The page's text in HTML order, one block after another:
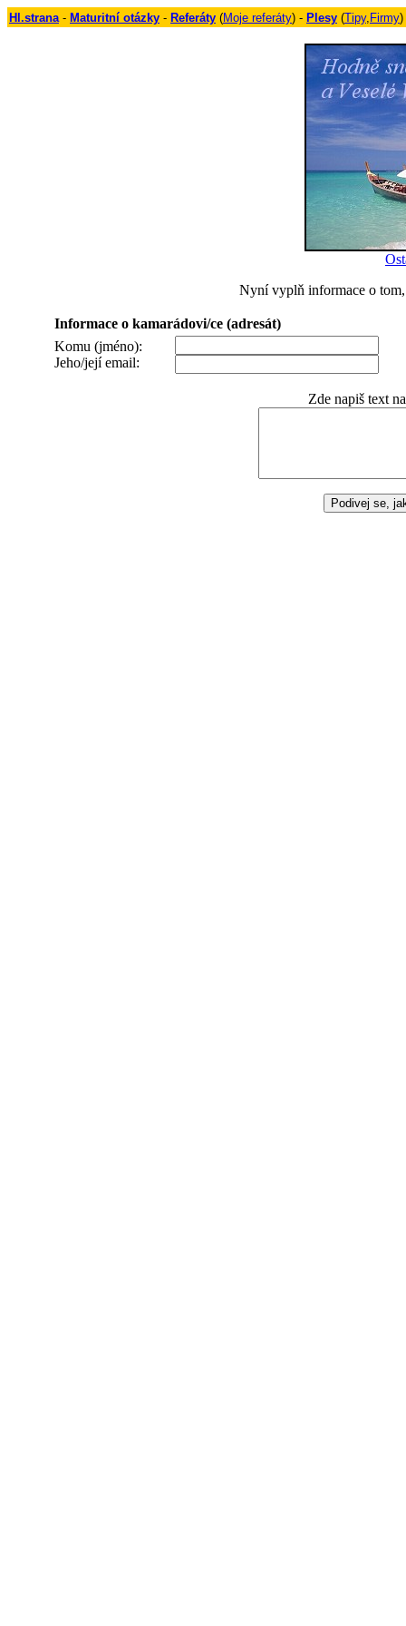
Hl.strana- Maturitní otázky - Referáty (Moje referáty) - Plesy (Tipy, Firmy
Nyní vyplň informace o
Informace o kamarádovi/ce (adresát)
Komu (jméno):
Jeho/její email:
Zde napiš text